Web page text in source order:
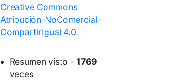
Creative Commons
Atribución-NoComercial-
CompartirIgual 4.0.
Resumen visto - 1769
veces